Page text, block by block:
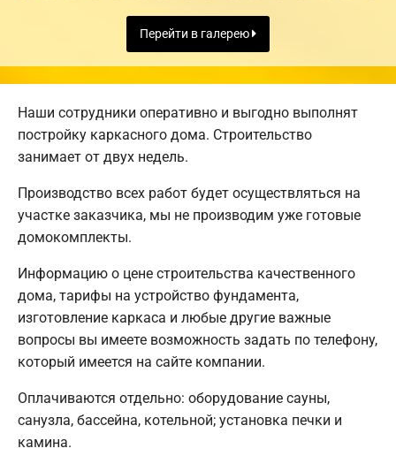
Перейти в галерею
Наши сотрудники оперативно и выгодно выполнят
постройку каркасного дома. Строительство
занимает от двух недель.
Производство всех работ будет осуществляться на
участке заказчика, мы не производим уже готовые
домокомплекты.
Информацию о цене строительства качественного
дома, тарифы на устройство фундамента,
изготовление каркаса и любые другие важные
вопросы вы имеете возможность задать по телефону,
который имеется на сайте компании.
Оплачиваются отдельно: оборудование сауны,
санузла, бассейна, котельной; установка печки и
камина.